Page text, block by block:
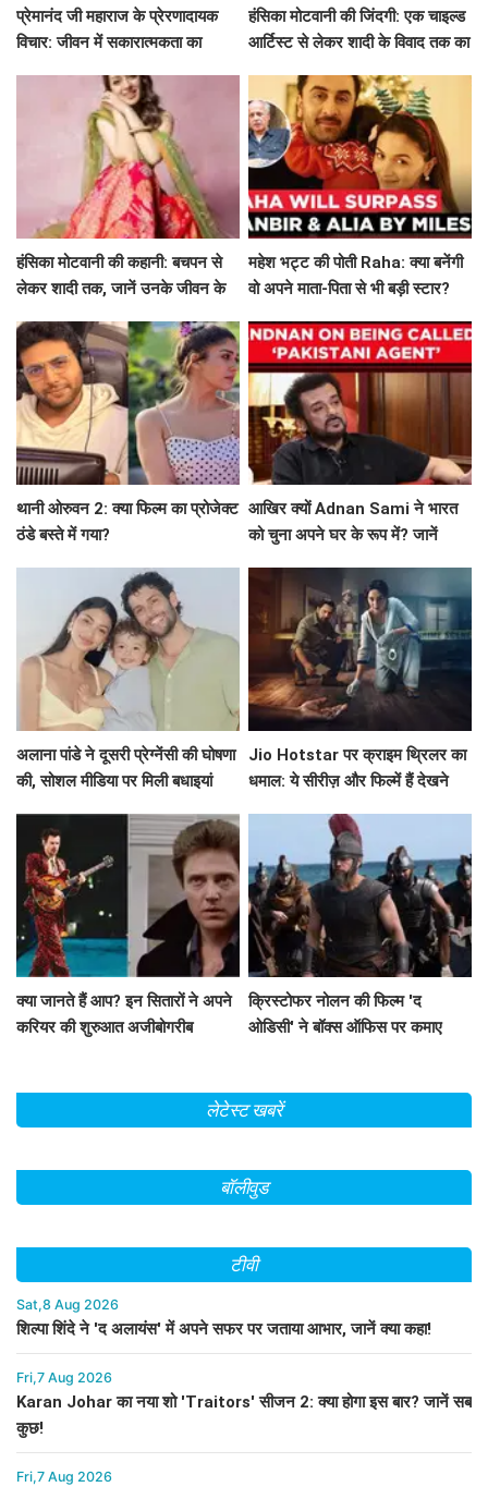
प्रेमानंद जी महाराज के प्रेरणादायक
विचार: जीवन में सकारात्मकता का
हंसिका मोटवानी की जिंदगी: एक चाइल्ड
आर्टिस्ट से लेकर शादी के विवाद तक का
हंसिका मोटवानी की कहानी: बचपन से
लेकर शादी तक, जानें उनके जीवन के
महेश भट्ट की पोती Raha: क्या बनेंगी
वो अपने माता-पिता से भी बड़ी स्टार?
थानी ओरुवन 2: क्या फिल्म का प्रोजेक्ट
ठंडे बस्ते में गया?
आखिर क्यों Adnan Sami ने भारत
को चुना अपने घर के रूप में? जानें
अलाना पांडे ने दूसरी प्रेग्नेंसी की घोषणा
की, सोशल मीडिया पर मिली बधाइयां
Jio Hotstar पर क्राइम थ्रिलर का
धमाल: ये सीरीज़ और फिल्में हैं देखने
क्या जानते हैं आप? इन सितारों ने अपने
करियर की शुरुआत अजीबोगरीब
क्रिस्टोफर नोलन की फिल्म 'द
ओडिसी' ने बॉक्स ऑफिस पर कमाए
लेटेस्ट खबरें
बॉलीवुड
टीवी
Sat,8 Aug 2026
शिल्पा शिंदे ने 'द अलायंस' में अपने सफर पर जताया आभार, जानें क्या कहा!
Fri,7 Aug 2026
Karan Johar का नया शो 'Traitors' सीजन 2: क्या होगा इस बार? जानें सब
कुछ!
Fri,7 Aug 2026